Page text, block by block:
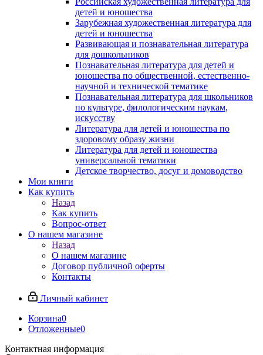
детей и юношества
Зарубежная художественная литература для
детей и юношества
Развивающая и познавательная литература
для дошкольников
Познавательная литература для детей и
юношества по общественной, естественно-
научной и технической тематике
Познавательная литература для школьников
по культуре, филологическим наукам,
искусству
Литература для детей и юношества по
здоровому образу жизни
Литература для детей и юношества
универсальной тематики
Детское творчество, досуг и домоводство
Мои книги
Как купить
Назад
Как купить
Вопрос-ответ
О нашем магазине
Назад
О нашем магазине
Договор публичной оферты
Контакты
Личный кабинет
Корзина0
Отложенные0
Контактная информация